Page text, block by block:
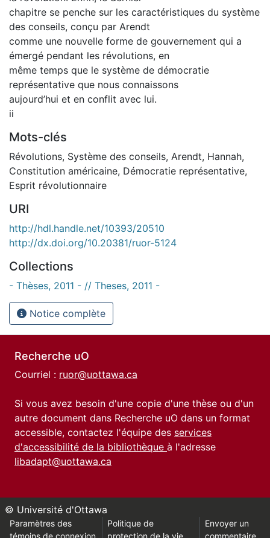
chapitre se penche sur les caractéristiques du système
des conseils, conçu par Arendt
comme une nouvelle forme de gouvernement qui a
émergé pendant les révolutions, en
même temps que le système de démocratie
représentative que nous connaissons
aujourd’hui et en conflit avec lui.
ii
Mots-clés
Révolutions, Système des conseils, Arendt, Hannah,
Constitution américaine, Démocratie représentative,
Esprit révolutionnaire
URI
http://hdl.handle.net/10393/20510
http://dx.doi.org/10.20381/ruor-5124
Collections
- Thèses, 2011 - // Theses, 2011 -
Notice complète
Recherche uO
Courriel : ruor@uottawa.ca
Si vous avez besoin d'une copie d'une thèse ou d'un
autre document dans Recherche uO dans un format
accessible, contactez l'équipe des services
d'accessibilité de la bibliothèque à l'adresse
libadapt@uottawa.ca
© Université d'Ottawa
Paramètres des
Politique de
Envoyer un